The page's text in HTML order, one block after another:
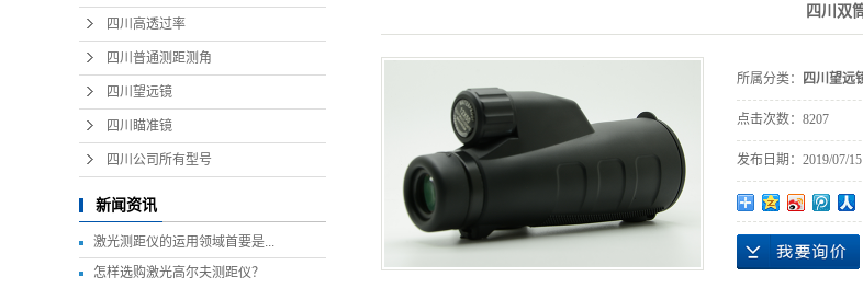
四川高透过率
四川普通测距测角
四川望远镜
四川瞄准镜
四川公司所有型号
新闻资讯
激光测距仪的运用领域首要是...
怎样选购激光高尔夫测距仪？
四川双
所属分类： 四川望远
点击次数： 8207
发布日期： 2019/07/15